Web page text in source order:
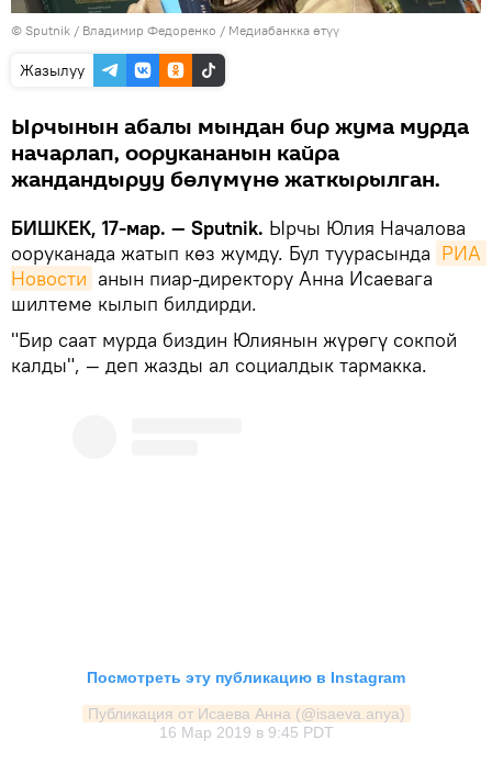
© Sputnik / Владимир Федоренко / Медиабанкка өтүү
Жазылуу
Ырчынын абалы мындан бир жума мурда
начарлап, оорукананын кайра
жандандыруу бөлүмүнө жаткырылган.
БИШКЕК, 17-мар. — Sputnik. Ырчы Юлия Началова
ооруканада жатып көз жумду. Бул туурасында РИА
Новости анын пиар-директору Анна Исаевага
шилтеме кылып билдирди.
"Бир саат мурда биздин Юлиянын жүрөгү сокпой
калды", — деп жазды ал социалдык тармакка.
Посмотреть эту публикацию в Instagram
Публикация от Исаева Анна (@isaeva.anya)
16 Мар 2019 в 9:45 PDT